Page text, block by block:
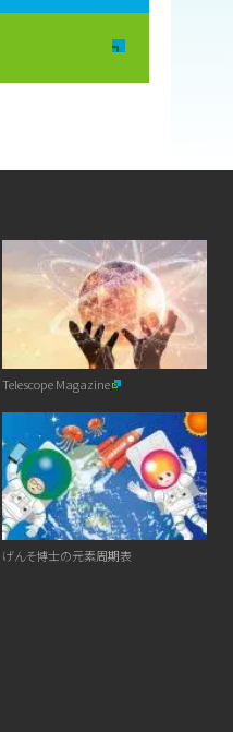
Telescope Magazine
げんそ博士の元素周期表